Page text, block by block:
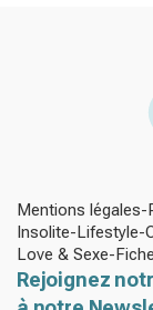
Mentions légales
Insolite Lifestyle
Love & Sexe
Rejoignez